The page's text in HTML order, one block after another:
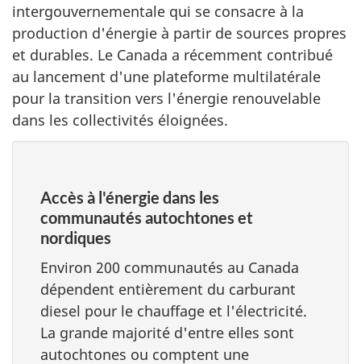
intergouvernementale qui se consacre à la
production d'énergie à partir de sources propres
et durables. Le Canada a récemment contribué
au lancement d'une plateforme multilatérale
pour la transition vers l'énergie renouvelable
dans les collectivités éloignées.
Accès à l'énergie dans les
communautés autochtones et
nordiques
Environ 200 communautés au Canada
dépendent entièrement du carburant
diesel pour le chauffage et l'électricité.
La grande majorité d'entre elles sont
autochtones ou comptent une